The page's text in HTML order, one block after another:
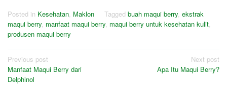
Posted in Kesehatan Maklon Tagged buah maqui berry ekstrak
maqui berry manfaat maqui berry maqui berry untuk kesehatan kulit
produsen maqui berry
Post
navigation
Previous post
Manfaat Maqui Berry dari
Delphinol
Next post
Apa Itu Maqui Berry?